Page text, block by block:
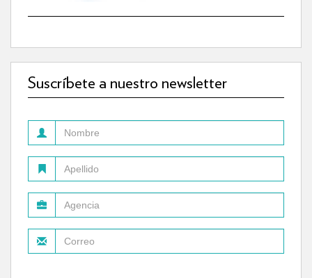
Suscríbete a nuestro newsletter